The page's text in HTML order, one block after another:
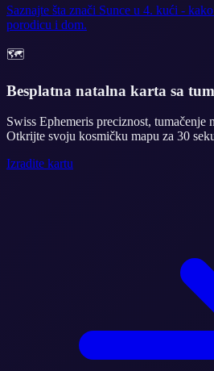
Saznajte šta znači Sunce u 4. kući -
porodicu i dom.
🗺️
Besplatna natalna karta sa
Swiss Ephemeris preciznost, tumačenje
Otkrijte svoju kosmičku mapu za 30
Izradite kartu